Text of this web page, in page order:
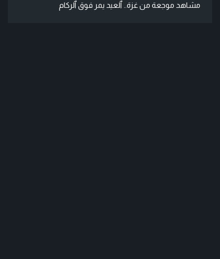
مشاهد موجعة من غزة.. ٱلعيد يمر فوق ٱلركام